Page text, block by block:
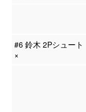
#6 鈴木 2Pシュート
×